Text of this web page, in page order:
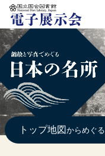
本文へ移動
トップ地図 からめぐる